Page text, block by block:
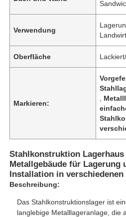
Verwendung
Oberfläche
Markieren:
Stahlkonstruktion
Metallgebäude für Lagerung
Installation in verschiedenen
Beschreibung:
Das Stahlkonstruktionslager ist
langlebige Metalllageranlage, die